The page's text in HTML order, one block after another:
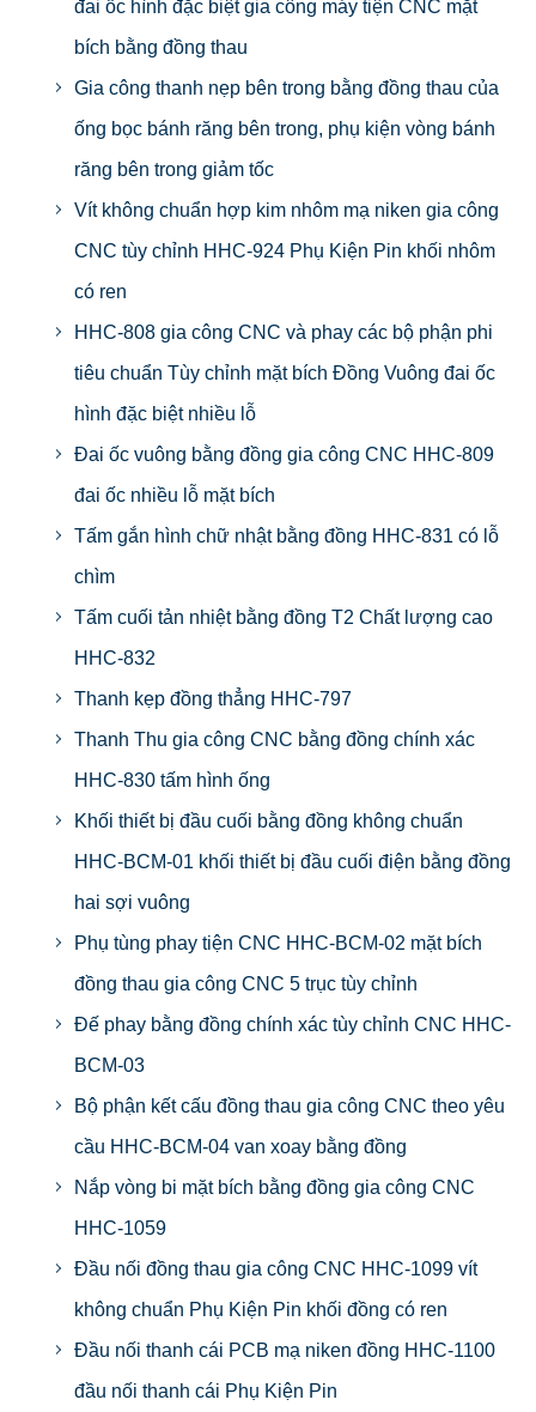
đai ốc hình đặc biệt gia công máy tiện CNC mặt
bích bằng đồng thau
Gia công thanh nẹp bên trong bằng đồng thau của
ống bọc bánh răng bên trong, phụ kiện vòng bánh
răng bên trong giảm tốc
Vít không chuẩn hợp kim nhôm mạ niken gia công
CNC tùy chỉnh HHC-924 Phụ Kiện Pin khối nhôm
có ren
HHC-808 gia công CNC và phay các bộ phận phi
tiêu chuẩn Tùy chỉnh mặt bích Đồng Vuông đai ốc
hình đặc biệt nhiều lỗ
Đai ốc vuông bằng đồng gia công CNC HHC-809
đai ốc nhiều lỗ mặt bích
Tấm gắn hình chữ nhật bằng đồng HHC-831 có lỗ
chìm
Tấm cuối tản nhiệt bằng đồng T2 Chất lượng cao
HHC-832
Thanh kẹp đồng thẳng HHC-797
Thanh Thu gia công CNC bằng đồng chính xác
HHC-830 tấm hình ống
Khối thiết bị đầu cuối bằng đồng không chuẩn
HHC-BCM-01 khối thiết bị đầu cuối điện bằng đồng
hai sợi vuông
Phụ tùng phay tiện CNC HHC-BCM-02 mặt bích
đồng thau gia công CNC 5 trục tùy chỉnh
Đế phay bằng đồng chính xác tùy chỉnh CNC HHC-
BCM-03
Bộ phận kết cấu đồng thau gia công CNC theo yêu
cầu HHC-BCM-04 van xoay bằng đồng
Nắp vòng bi mặt bích bằng đồng gia công CNC
HHC-1059
Đầu nối đồng thau gia công CNC HHC-1099 vít
không chuẩn Phụ Kiện Pin khối đồng có ren
Đầu nối thanh cái PCB mạ niken đồng HHC-1100
đầu nối thanh cái Phụ Kiện Pin